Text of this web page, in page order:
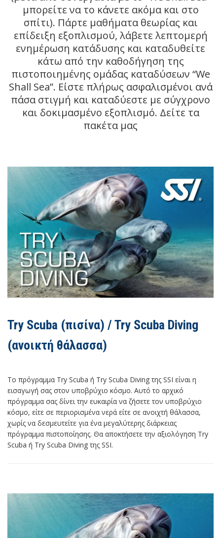
μπορείτε να το κάνετε ακόμα και στο
σπίτι). Πάρτε μαθήματα θεωρίας και
επίδειξη εξοπλισμού, λάβετε λεπτομερή
ενημέρωση κατάδυσης και καταδυθείτε
κάτω από την καθοδήγηση της
πιστοποιημένης ομάδας καταδύσεων “We
Shall Sea”. Είστε πλήρως ασφαλισμένοι ανά
πάσα στιγμή και καταδύεστε με σύγχρονο
και δοκιμασμένο εξοπλισμό. Δείτε τα
πακέτα μας
Try Scuba (πισίνα) / Try Scuba Diving
(ανοικτή θάλασσα)
Το πρόγραμμα Try Scuba ή Try Scuba Diving της SSI είναι η
εισαγωγή σας στον υποβρύχιο κόσμο. Αυτό το αρχικό
πρόγραμμα σας δίνει την ευκαιρία να ζήσετε τον υποβρύχιο
κόσμο, είτε σε περιορισμένα νερά είτε σε ανοιχτή θάλασσα,
χωρίς να δεσμευτείτε για ένα μεγαλύτερης διάρκειας
πρόγραμμα πιστοποίησης. Θα αποκτήσετε την αξιολόγηση Try
Scuba ή Try Scuba Diving της SSI.